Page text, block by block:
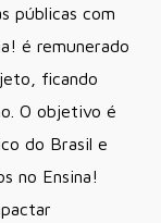
públicas com
é remunerado
ficando
O objetivo é
do Brasil e
no Ensina!